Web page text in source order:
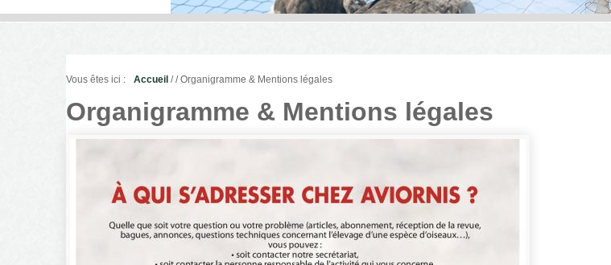
Vous êtes ici : Accueil // Organigramme & Mentions légales
Organigramme & Mentions légales